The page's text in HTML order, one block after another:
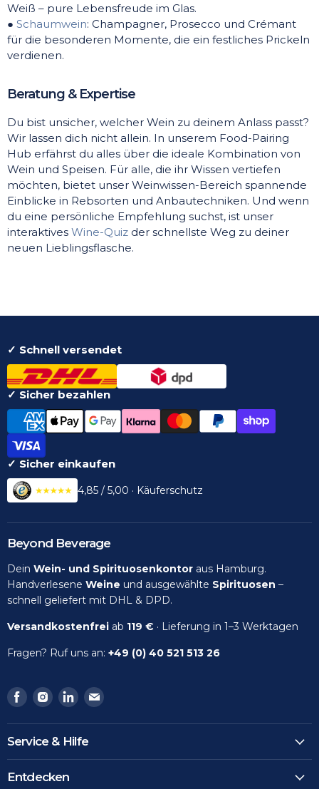
Weiß – pure Lebensfreude im Glas.
● Schaumwein: Champagner, Prosecco und Crémant
für die besonderen Momente, die ein festliches Prickeln
verdienen.
Beratung & Expertise
Du bist unsicher, welcher Wein zu deinem Anlass passt?
Wir lassen dich nicht allein. In unserem Food-Pairing
Hub erfährst du alles über die ideale Kombination von
Wein und Speisen. Für alle, die ihr Wissen vertiefen
möchten, bietet unser Weinwissen-Bereich spannende
Einblicke in Rebsorten und Anbautechniken. Und wenn
du eine persönliche Empfehlung suchst, ist unser
interaktives Wine-Quiz der schnellste Weg zu deiner
neuen Lieblingsflasche.
✓ Schnell versendet
✓ Sicher bezahlen
✓ Sicher einkaufen
4,85 / 5,00 · Käuferschutz
Beyond Beverage
Dein Wein- und Spirituosenkontor aus Hamburg.
Handverlesene Weine und ausgewählte Spirituosen –
schnell geliefert mit DHL & DPD.
Versandkostenfrei ab 119 € · Lieferung in 1–3 Werktagen
Fragen? Ruf uns an: +49 (0) 40 521 513 26
Finden
Sie
uns
auf
Facebook
Finden
Sie
uns
auf
Instagram
Finden
Sie
uns
auf
LinkedIn
Finden
uns
Email
Service & Hilfe
Entdecken